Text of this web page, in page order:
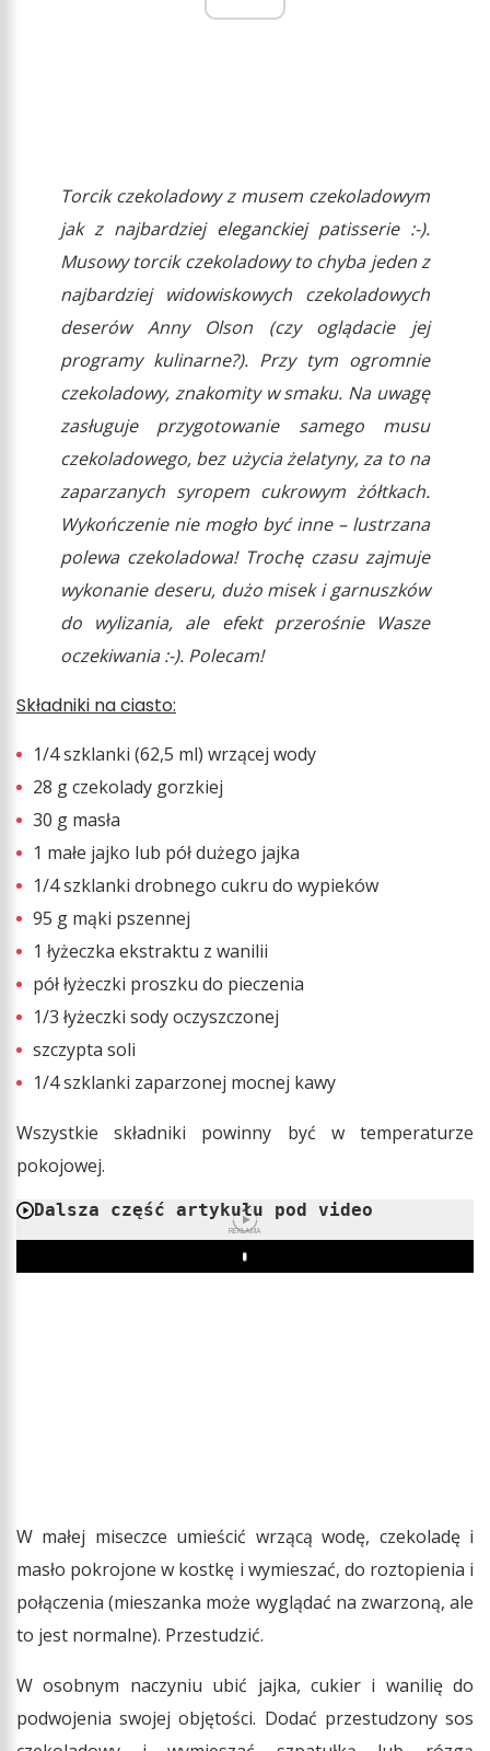
Torcik czekoladowy z musem czekoladowym
jak z najbardziej eleganckiej patisserie :-).
Musowy torcik czekoladowy to chyba jeden z
najbardziej widowiskowych czekoladowych
deserów Anny Olson (czy oglądacie jej
programy kulinarne?). Przy tym ogromnie
czekoladowy, znakomity w smaku. Na uwagę
zasługuje przygotowanie samego musu
czekoladowego, bez użycia żelatyny, za to na
zaparzanych syropem cukrowym żółtkach.
Wykończenie nie mogło być inne – lustrzana
polewa czekoladowa! Trochę czasu zajmuje
wykonanie deseru, dużo misek i garnuszków
do wylizania, ale efekt przerośnie Wasze
oczekiwania :-). Polecam!
Składniki na ciasto:
1/4 szklanki (62,5 ml) wrzącej wody
28 g czekolady gorzkiej
30 g masła
1 małe jajko lub pół dużego jajka
1/4 szklanki drobnego cukru do wypieków
95 g mąki pszennej
1 łyżeczka ekstraktu z wanilii
pół łyżeczki proszku do pieczenia
1/3 łyżeczki sody oczyszczonej
szczypta soli
1/4 szklanki zaparzonej mocnej kawy
Wszystkie składniki powinny być w temperaturze
pokojowej.
Dalsza część artykułu pod video
REKLAMA
Play
W małej miseczce umieścić wrzącą wodę, czekoladę i
masło pokrojone w kostkę i wymieszać, do roztopienia i
połączenia (mieszanka może wyglądać na zwarzoną, ale
to jest normalne). Przestudzić.
W osobnym naczyniu ubić jajka, cukier i wanilię do
podwojenia swojej objętości. Dodać przestudzony sos